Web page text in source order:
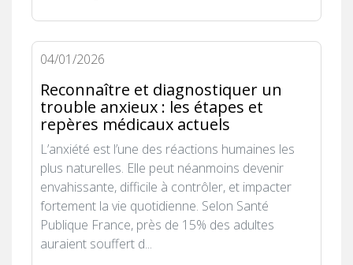
04/01/2026
Reconnaître et diagnostiquer un
trouble anxieux : les étapes et
repères médicaux actuels
L’anxiété est l’une des réactions humaines les
plus naturelles. Elle peut néanmoins devenir
envahissante, difficile à contrôler, et impacter
fortement la vie quotidienne. Selon Santé
Publique France, près de 15% des adultes
auraient souffert d...